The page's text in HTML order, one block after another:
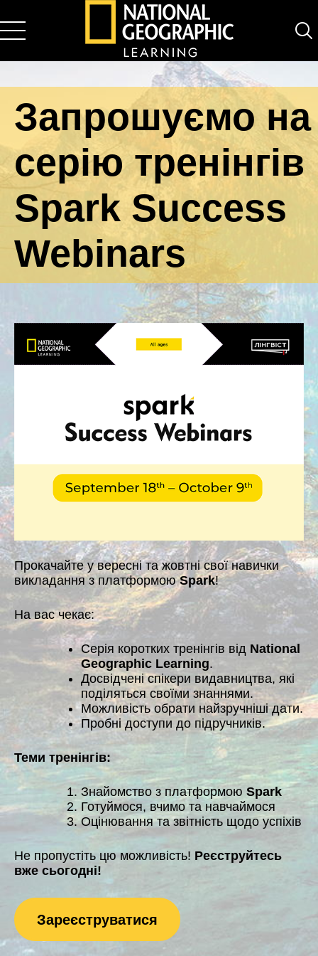
National Geographic Learning
Запрошуємо на
серію тренінгів
Spark Success
Webinars
Прокачайте у вересні та жовтні свої навички
викладання з платформоюSpark!
На вас чекає:
Серія коротких тренінгів від National
Geographic Learning.
Досвідчені спікери видавництва, які
поділяться своїми знаннями.
Можливість обрати найзручніші дати.
Пробні доступи до підручників.
Теми тренінгів:
Знайомство з платформою Spark
Готуймося, вчимо та навчаймося
Оцінювання та звітність щодо успіхів
Не пропустіть цю можливість! Реєструйтесь
вже сьогодні!
Зареєструватися